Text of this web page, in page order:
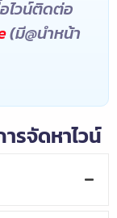
ไวน์ติดต่อ
(มี@นำหน้า
รจัดหาไวน์